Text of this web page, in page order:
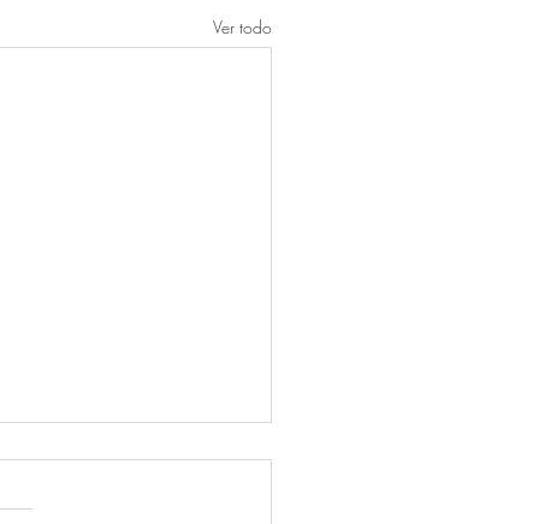
Ver todo